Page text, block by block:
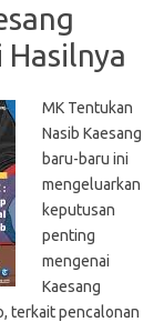
MK Tentukan
Nasib Kaesang
baru-baru ini
mengeluarkan
keputusan
penting
mengenai
Kaesang
terkait pencalonan